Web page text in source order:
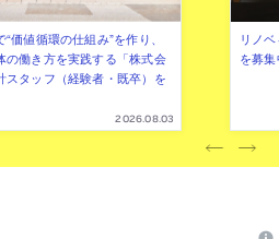
価値循環の仕組み”を作り、
の働き方を実践する「株式会
スタッフ（経験者・既卒）を
2026.08.03
リノ
を募